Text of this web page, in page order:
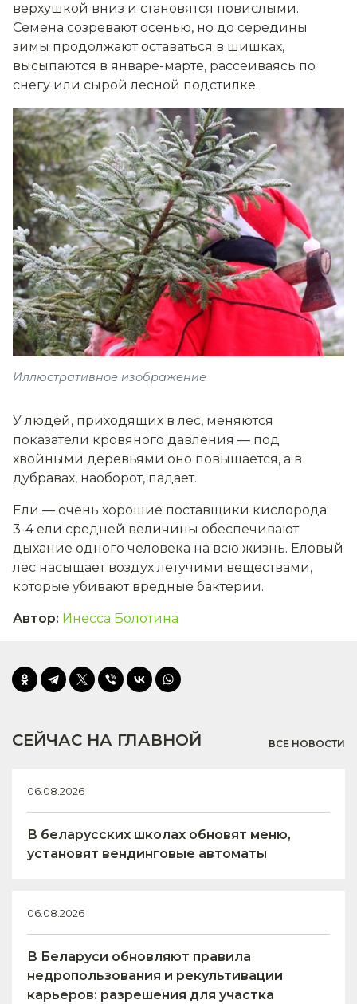
верхушкой вниз и становятся повислыми.
Семена созревают осенью, но до середины
зимы продолжают оставаться в шишках,
высыпаются в январе-марте, рассеиваясь по
снегу или сырой лесной подстилке.
Иллюстративное изображение
У людей, приходящих в лес, меняются
показатели кровяного давления — под
хвойными деревьями оно повышается, а в
дубравах, наоборот, падает.
Ели — очень хорошие поставщики кислорода:
3-4 ели средней величины обеспечивают
дыхание одного человека на всю жизнь. Еловый
лес насыщает воздух летучими веществами,
которые убивают вредные бактерии.
Автор: Инесса Болотина
СЕЙЧАС НА ГЛАВНОЙ ВСЕ НОВОСТИ
06.08.2026
В беларусских школах обновят меню,
установят вендинговые автоматы
06.08.2026
В Беларуси обновляют правила
недропользования и рекультивации
карьеров: разрешения для участка